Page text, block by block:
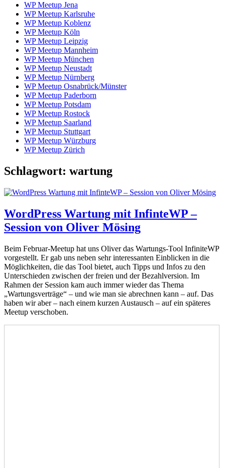
WP Meetup Jena
WP Meetup Karlsruhe
WP Meetup Koblenz
WP Meetup Köln
WP Meetup Leipzig
WP Meetup Mannheim
WP Meetup München
WP Meetup Neustadt
WP Meetup Nürnberg
WP Meetup Osnabrück/Münster
WP Meetup Paderborn
WP Meetup Potsdam
WP Meetup Rostock
WP Meetup Saarland
WP Meetup Stuttgart
WP Meetup Würzburg
WP Meetup Zürich
Schlagwort: wartung
WordPress Wartung mit InfinteWP –
Session von Oliver Mösing
Beim Februar-Meetup hat uns Oliver das Wartungs-Tool InfiniteWP
vorgestellt. Er gab uns neben sehr interessanten Einblicken in die
Möglichkeiten, die das Tool bietet, auch Tipps und Infos zu den
Unterschieden zwischen der freien und der Bezahlversion. Im
Rahmen der Session kam auch immer wieder das Thema
„Wartungsverträge“ – und wie man sie abrechnen kann – auf. Das
haben wir aber – nach einem kurzen Austausch – auf ein späteres
Meetup verschoben.